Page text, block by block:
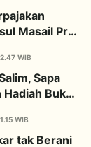
Masail Pra
WIB
Sapa
Hadiah Buku
WIB
tak Berani